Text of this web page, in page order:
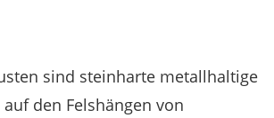
sind steinharte metallhaltige
den Felshängen von